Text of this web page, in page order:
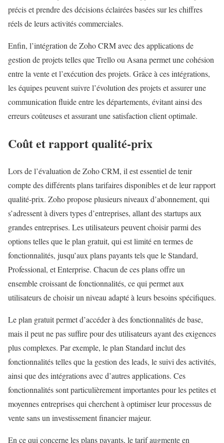
précis et prendre des décisions éclairées basées sur les chiffres
réels de leurs activités commerciales.
Enfin, l’intégration de Zoho CRM avec des applications de
gestion de projets telles que Trello ou Asana permet une cohésion
entre la vente et l’exécution des projets. Grâce à ces intégrations,
les équipes peuvent suivre l’évolution des projets et assurer une
communication fluide entre les départements, évitant ainsi des
erreurs coûteuses et assurant une satisfaction client optimale.
Coût et rapport qualité-prix
Lors de l’évaluation de Zoho CRM, il est essentiel de tenir
compte des différents plans tarifaires disponibles et de leur rapport
qualité-prix. Zoho propose plusieurs niveaux d’abonnement, qui
s’adressent à divers types d’entreprises, allant des startups aux
grandes entreprises. Les utilisateurs peuvent choisir parmi des
options telles que le plan gratuit, qui est limité en termes de
fonctionnalités, jusqu’aux plans payants tels que le Standard,
Professional, et Enterprise. Chacun de ces plans offre un
ensemble croissant de fonctionnalités, ce qui permet aux
utilisateurs de choisir un niveau adapté à leurs besoins spécifiques.
Le plan gratuit permet d’accéder à des fonctionnalités de base,
mais il peut ne pas suffire pour des utilisateurs ayant des exigences
plus complexes. Par exemple, le plan Standard inclut des
fonctionnalités telles que la gestion des leads, le suivi des activités,
ainsi que des intégrations avec d’autres applications. Ces
fonctionnalités sont particulièrement importantes pour les petites et
moyennes entreprises qui cherchent à optimiser leur processus de
vente sans un investissement financier majeur.
En ce qui concerne les plans payants, le tarif augmente en